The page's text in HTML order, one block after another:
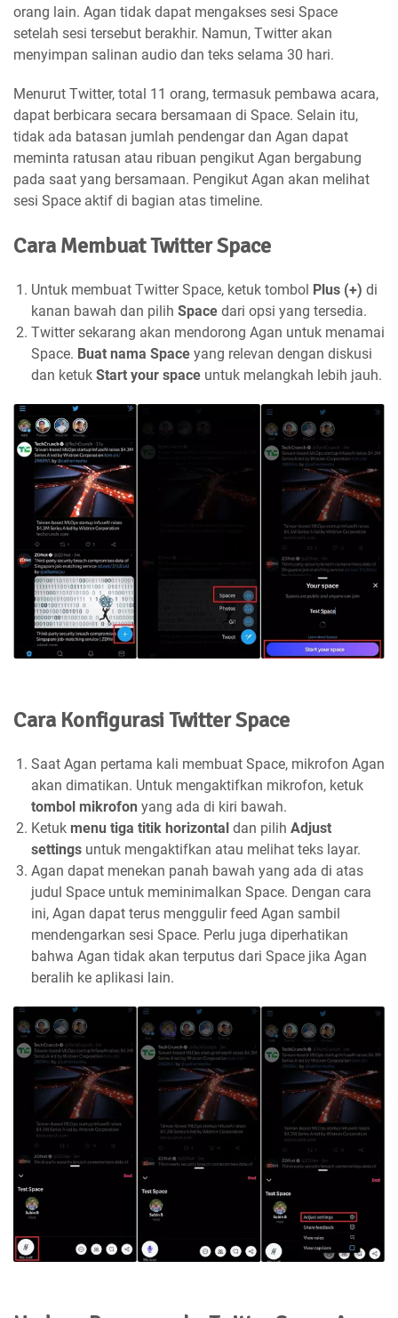
orang lain. Agan tidak dapat mengakses sesi Space
setelah sesi tersebut berakhir. Namun, Twitter akan
menyimpan salinan audio dan teks selama 30 hari.
Menurut Twitter, total 11 orang, termasuk pembawa acara,
dapat berbicara secara bersamaan di Space. Selain itu,
tidak ada batasan jumlah pendengar dan Agan dapat
meminta ratusan atau ribuan pengikut Agan bergabung
pada saat yang bersamaan. Pengikut Agan akan melihat
sesi Space aktif di bagian atas timeline.
Cara Membuat Twitter Space
Untuk membuat Twitter Space, ketuk tombol Plus (+) di
kanan bawah dan pilih Space dari opsi yang tersedia.
Twitter sekarang akan mendorong Agan untuk menamai
Space. Buat nama Space yang relevan dengan diskusi
dan ketuk Start your space untuk melangkah lebih jauh.
Cara Konfigurasi Twitter Space
Saat Agan pertama kali membuat Space, mikrofon Agan
akan dimatikan. Untuk mengaktifkan mikrofon, ketuk
tombol mikrofon yang ada di kiri bawah.
Ketuk menu tiga titik horizontal dan pilih Adjust
settings untuk mengaktifkan atau melihat teks layar.
Agan dapat menekan panah bawah yang ada di atas
judul Space untuk meminimalkan Space. Dengan cara
ini, Agan dapat terus menggulir feed Agan sambil
mendengarkan sesi Space. Perlu juga diperhatikan
bahwa Agan tidak akan terputus dari Space jika Agan
beralih ke aplikasi lain.